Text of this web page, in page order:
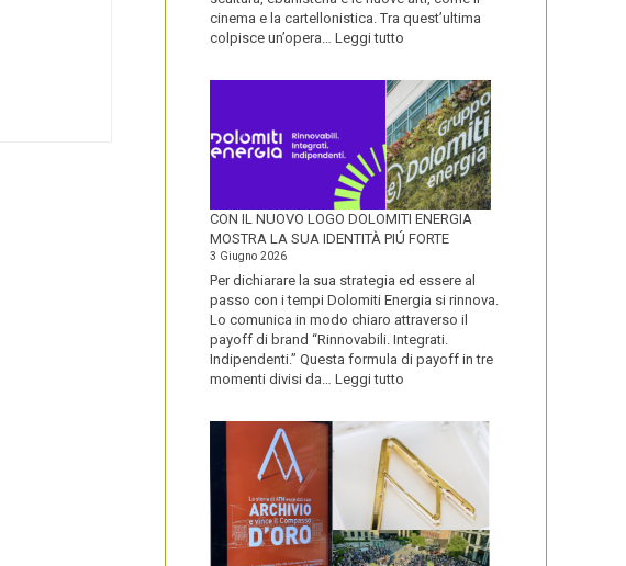
cinema e la cartellonistica. Tra quest’ultima
colpisce un’opera… Leggi tutto
CON IL NUOVO LOGO DOLOMITI ENERGIA
MOSTRA LA SUA IDENTITÀ PIÚ FORTE
3 Giugno 2026
Per dichiarare la sua strategia ed essere al
passo con i tempi Dolomiti Energia si rinnova.
Lo comunica in modo chiaro attraverso il
payoff di brand “Rinnovabili. Integrati.
Indipendenti.” Questa formula di payoff in tre
momenti divisi da… Leggi tutto
LOGO
DOLOMITI
ENERGIA
MOSTRA
LA
SUA